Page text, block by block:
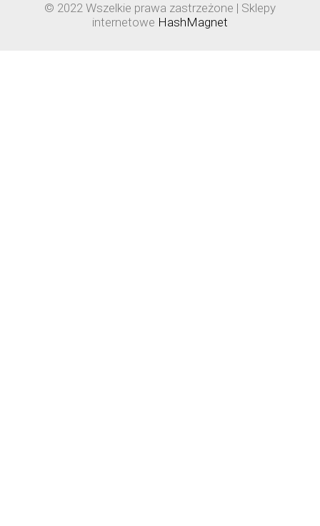
© 2022 Wszelkie prawa zastrzeżone | Sklepy
internetowe HashMagnet